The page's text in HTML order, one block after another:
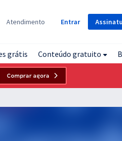
Atendimento Entrar
grátis Conteúdo gratuito
Comprar agora